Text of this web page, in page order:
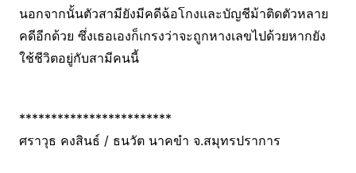
นอกจากนั้นตัวสามียังมีคดีฉ้อโกงและบัญชีม้าติดตัวหลาย
คดีอีกด้วย ซึ่งเธอเองก็เกรงว่าจะถูกหางเลขไปด้วยหากยัง
ใช้ชีวิตอยู่กับสามีคนนี้
************************
ศราวุธ คงสินธ์ / ธนวัต นาคขำ จ.สมุทรปราการ